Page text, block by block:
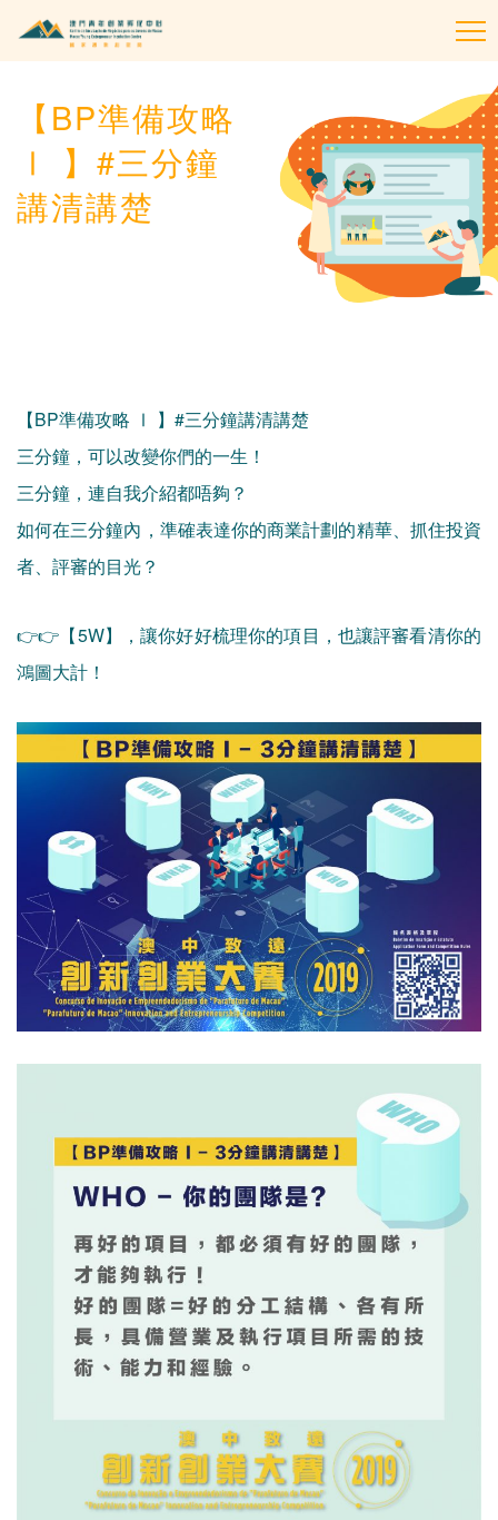
【BP準備攻略
Ⅰ 】#三分鐘
講清講楚
【BP準備攻略 Ⅰ 】#三分鐘講清講楚
三分鐘，可以改變你們的一生！
三分鐘，連自我介紹都唔夠？
如何在三分鐘內，準確表達你的商業計劃的精華、抓住投資
者、評審的目光？
👉👉【5W】，讓你好好梳理你的項目，也讓評審看清你的
鴻圖大計！